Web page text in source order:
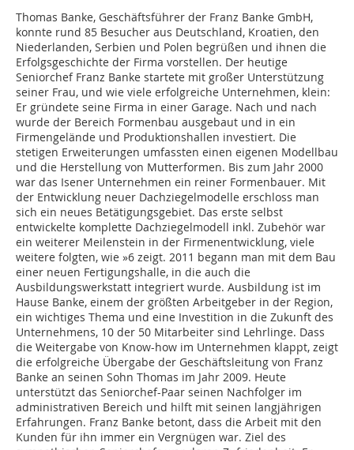
Thomas Banke, Geschäftsführer der Franz Banke GmbH,
konnte rund 85 Besucher aus Deutschland, Kroatien, den
Niederlanden, Serbien und Polen begrüßen und ihnen die
Erfolgsgeschichte der Firma vorstellen. Der heutige
Seniorchef Franz Banke startete mit großer Unterstützung
seiner Frau, und wie viele erfolgreiche Unternehmen, klein:
Er gründete seine Firma in einer Garage. Nach und nach
wurde der Bereich Formenbau ausgebaut und in ein
Firmengelände und Produktionshallen investiert. Die
stetigen Erweiterungen umfassten einen eigenen Modellbau
und die Herstellung von Mutterformen. Bis zum Jahr 2000
war das Isener Unternehmen ein reiner Formenbauer. Mit
der Entwicklung neuer Dachziegelmodelle erschloss man
sich ein neues Betätigungsgebiet. Das erste selbst
entwickelte komplette Dachziegelmodell inkl. Zubehör war
ein weiterer Meilenstein in der Firmenentwicklung, viele
weitere folgten, wie »6 zeigt. 2011 begann man mit dem Bau
einer neuen Fertigungshalle, in die auch die
Ausbildungswerkstatt integriert wurde. Ausbildung ist im
Hause Banke, einem der größten Arbeitgeber in der Region,
ein wichtiges Thema und eine Investition in die Zukunft des
Unternehmens, 10 der 50 Mitarbeiter sind Lehrlinge. Dass
die Weitergabe von Know-how im Unternehmen klappt, zeigt
die erfolgreiche Übergabe der Geschäftsleitung von Franz
Banke an seinen Sohn Thomas im Jahr 2009. Heute
unterstützt das Seniorchef-Paar seinen Nachfolger im
administrativen Bereich und hilft mit seinen langjährigen
Erfahrungen. Franz Banke betont, dass die Arbeit mit den
Kunden für ihn immer ein Vergnügen war. Ziel des